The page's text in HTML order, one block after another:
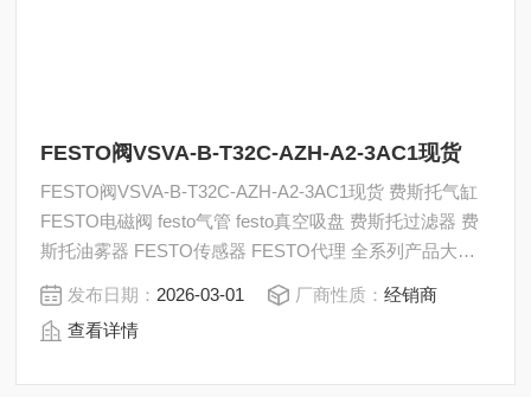
FESTO阀VSVA-B-T32C-AZH-A2-3AC1现货
FESTO阀VSVA-B-T32C-AZH-A2-3AC1现货 费斯托气缸
FESTO电磁阀 festo气管 festo真空吸盘 费斯托过滤器 费
斯托油雾器 FESTO传感器 FESTO代理 全系列产品大量
现货请咨询上海茂硕机械设备有限公司
发布日期： 2026-03-01 厂商性质：经销商
查看详情